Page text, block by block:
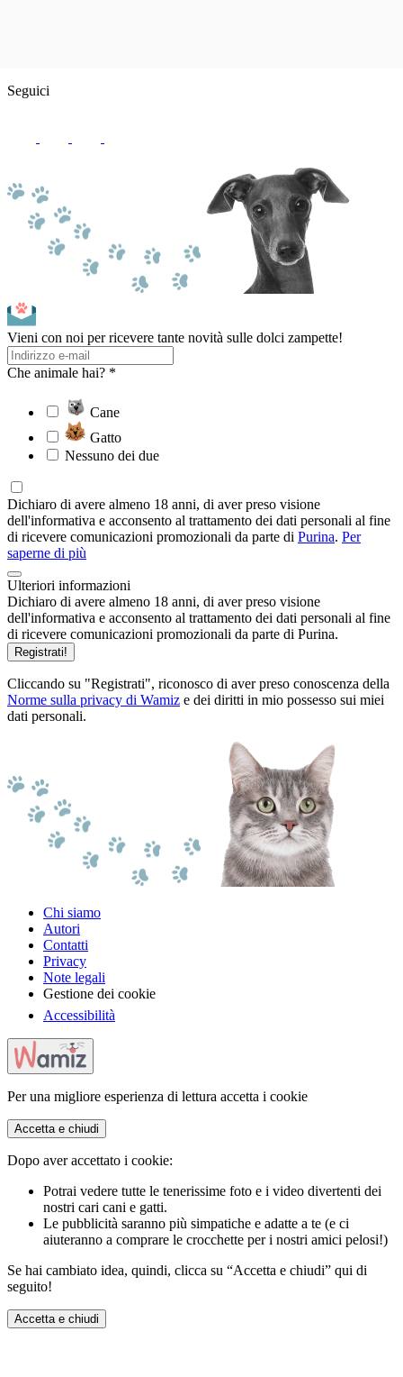
Seguici
Vieni con noi per ricevere tante novità sulle dolci zampette!
Che animale hai? *
Cane
Gatto
Nessuno dei due
Dichiaro di avere almeno 18 anni, di aver preso visione
dell'informativa e acconsento al trattamento dei dati personali al fine
di ricevere comunicazioni promozionali da parte di Purina. Per
saperne di più
Ulteriori informazioni
Dichiaro di avere almeno 18 anni, di aver preso visione
dell'informativa e acconsento al trattamento dei dati personali al fine
di ricevere comunicazioni promozionali da parte di Purina.
Registrati!
Cliccando su "Registrati", riconosco di aver preso conoscenza della
Norme sulla privacy di Wamiz e dei diritti in mio possesso sui miei
dati personali.
Chi siamo
Autori
Contatti
Privacy
Note legali
Gestione dei cookie
Accessibilità
Per una migliore esperienza di lettura accetta i cookie
Accetta e chiudi
Dopo aver accettato i cookie:
Potrai vedere tutte le tenerissime foto e i video divertenti dei
nostri cari cani e gatti.
Le pubblicità saranno più simpatiche e adatte a te (e ci
aiuteranno a comprare le crocchette per i nostri amici pelosi!)
Se hai cambiato idea, quindi, clicca su “Accetta e chiudi” qui di
seguito!
Accetta e chiudi